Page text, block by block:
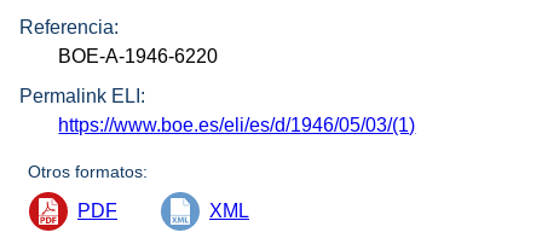
Referencia:
BOE-A-1946-6220
Permalink ELI:
https://www.boe.es/eli/es/d/1946/05/03/(1)
Otros formatos:
PDF XML